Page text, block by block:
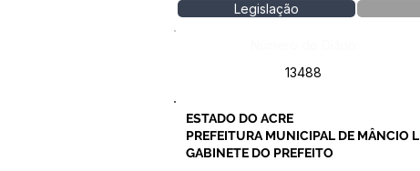
Legislação
13488
ESTADO DO ACRE
PREFEITURA MUNICIPAL DE MÂNCIO
GABINETE DO PREFEITO